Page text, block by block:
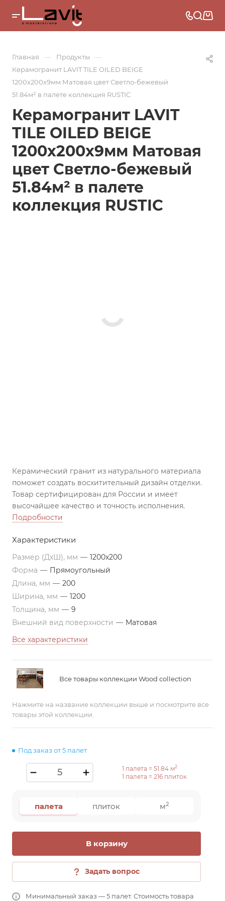
Главная — Продукты —
Керамогранит LAVIT TILE OILED BEIGE
1200x200x9мм Матовая цвет Светло-бежевый
51.84м² в палете коллекция RUSTIC
Керамогранит LAVIT
TILE OILED BEIGE
1200x200x9мм Матовая
цвет Светло-бежевый
51.84м² в палете
коллекция RUSTIC
Керамический гранит из натурального материала
поможет создать восхитительный дизайн отделки.
Товар сертифицирован для России и имеет
высочайшее качество и точность исполнения.
Подробности
Характеристики
Размер (ДxШ), мм — 1200x200
Форма — Прямоугольный
Длина, мм — 200
Ширина, мм — 1200
Толщина, мм — 9
Внешний вид поверхности — Матовая
Все характеристики
Все товары коллекции Wood collection
Нажмите на название коллекции выше и посмотрите все
товары этой коллекции.
Под заказ от 5 палет
1 палета = 51.84м2
1 палета = 216плиток
палета плиток м2
В корзину
Задать вопрос
Минимальный заказ — 5 палет. Стоимость товара